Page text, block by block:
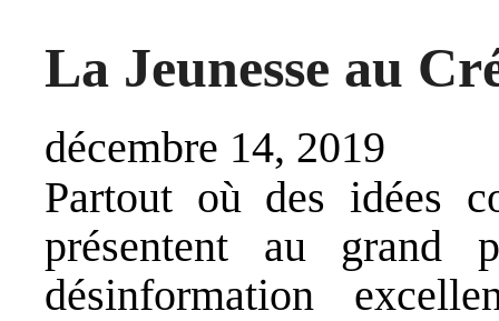
La Jeunesse au
décembre 14, 2019
Partout où des idées
présentent au grand
désinformation